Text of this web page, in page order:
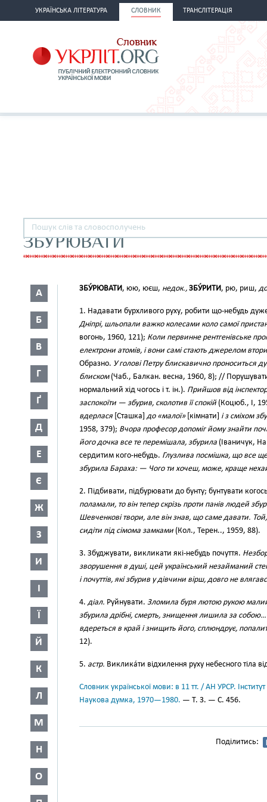
УКРАЇНСЬКА ЛІТЕРАТУРА СЛОВНИК ТРАНСЛІТЕРАЦІЯ
ЗБУРЮВАТИ
А
Б
В
Г
Ґ
Д
Е
Є
Ж
З
И
І
Ї
Й
К
Л
М
Н
О
ЗБУ́РЮВАТИ, юю, юєш, недок., ЗБУ́РИТИ, рю, риш,
1. Надавати бурхливого руху, робити що-небудь
Дніпрі, шльопали важко колесами коло самої
вогонь, 1960, 121); Коли первинне рентгенівське
електрони атомів, і вони самі стають джерелом
Образно. У голові Петру блискавично проноситься
блиском(Чаб., Балкан. весна, 1960, 8); //
нормальний хід чогось і т. ін.). Прийшов від
заспокоїти — збурив, сколотив її спокій (Коцюб., І,
вдерлася [Сташка] до «малої»[кімнати] і з сміхом
1958, 379); Вчора професор допоміг йому знайти
його дочка все те перемішала, збурила (Іваничук,
сердитим кого-небудь. Глузлива посмішка, що все
збурила Бараха: — Чого ти хочеш, може, краще нехай
2. Підбивати, підбурювати до бунту; бунтувати
поламали, то він тепер скрізь проти панів людей
Шевченкові твори, але він знав, що саме давати.
сидіти під сімома замками (Кол., Терен.., 1959, 88).
3. Збуджувати, викликати які-небудь почуття.
зворушення в душі, цей український незайманий
і почуттів, які збурив у дівчини вірш, довго не
4. діал. Руйнувати. Зломила буря лютою рукою малий
збурила дрібні, смерть, знищення лишила за собою…
вдереться в край і знищить його, сплюндрує,
12).
5. астр. Виклика́ти відхилення руху небесного тіла від
Словник української мови: в 11 тт. / АН УРСР.
Наукова думка, 1970—1980. — Т. 3. — С. 456.
Поділитись: